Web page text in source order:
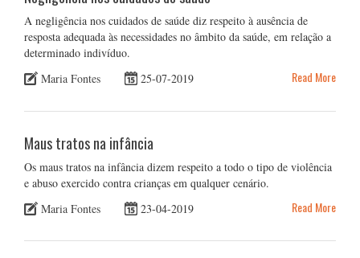
A negligência nos cuidados de saúde diz respeito à ausência de
resposta adequada às necessidades no âmbito da saúde, em relação a
determinado indivíduo.
Maria Fontes
25-07-2019 Read More
Maus tratos na infância
Os maus tratos na infância dizem respeito a todo o tipo de violência
e abuso exercido contra crianças em qualquer cenário.
Maria Fontes
23-04-2019 Read More